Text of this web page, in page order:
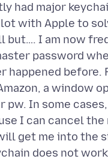
had major
with Apple to
but…. I am now
password
happened before.
a window
pw. In some
I can cancel the
get me into the
does not